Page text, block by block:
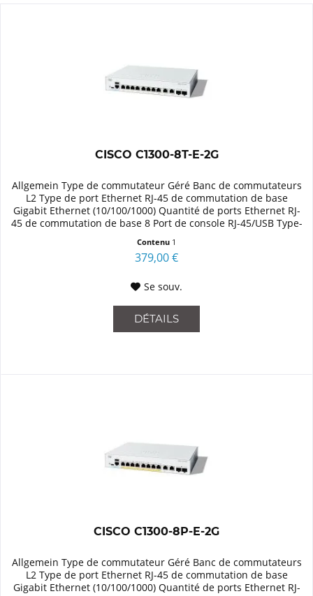
CISCO C1300-8T-E-2G
Allgemein Type de commutateur Géré Banc de commutateurs
L2 Type de port Ethernet RJ-45 de commutation de base
Gigabit Ethernet (10/100/1000) Quantité de ports Ethernet RJ-
45 de commutation de base 8 Port de console RJ-45/USB Type-
Contenu 1
379,00 €
Se souv.
DÉTAILS
CISCO C1300-8P-E-2G
Allgemein Type de commutateur Géré Banc de commutateurs
L2 Type de port Ethernet RJ-45 de commutation de base
Gigabit Ethernet (10/100/1000) Quantité de ports Ethernet RJ-